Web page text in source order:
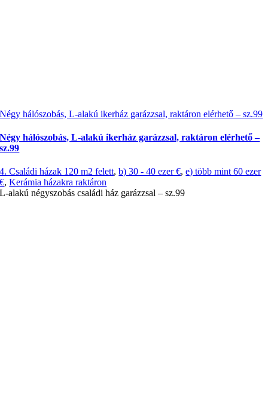
Négy hálószobás, L-alakú ikerház garázzsal, raktáron elérhető – sz.99
Négy hálószobás, L-alakú ikerház garázzsal, raktáron elérhető –
sz.99
4. Családi házak 120 m2 felett,b) 30 - 40 ezer €,e) több mint 60 ezer
€,Kerámia házakra raktáron
L-alakú négyszobás családi ház garázzsal – sz.99